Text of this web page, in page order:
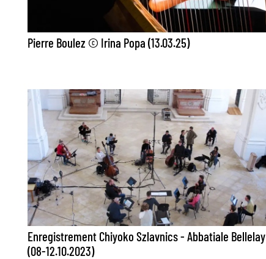
Pierre Boulez © Irina Popa (13.03.25)
Enregistrement Chiyoko Szlavnics - Abbatiale Bellelay
(08-12.10.2023)